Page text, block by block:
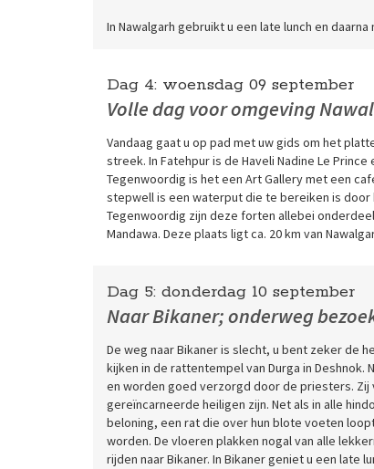
In Nawalgarh gebruikt u een late lunch en
Dag 4: woensdag 09 september
Volle dag voor omgeving
Vandaag gaat u op pad met uw gids om het
streek. In Fatehpur is de Haveli Nadine Le
Tegenwoordig is het een Art Gallery met een
stepwell is een waterput die te bereiken is door
Tegenwoordig zijn deze forten allebei
Mandawa. Deze plaats ligt ca. 20 km van
Dag 5: donderdag 10 september
Naar Bikaner; onderweg
De weg naar Bikaner is slecht, u bent zeker de
kijken in de rattentempel van Durga in
en worden goed verzorgd door de priesters.
gereïncarneerde heiligen zijn. Net als in alle
beloning, een rat die over hun blote voeten
worden. De vloeren plakken nogal van alle
rijden naar Bikaner. In Bikaner geniet u een late